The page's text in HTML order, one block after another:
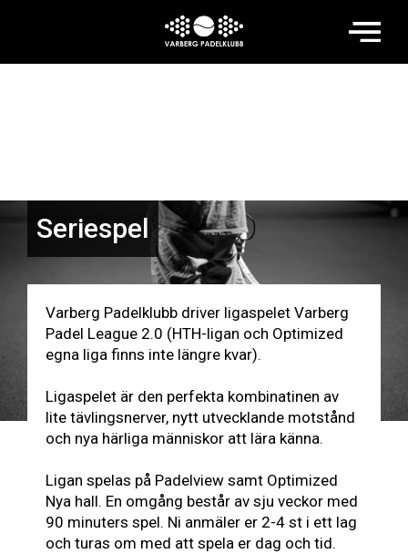
Seriespel
Varberg Padelklubb driver ligaspelet Varberg
Padel League 2.0 (HTH-ligan och Optimized
egna liga finns inte längre kvar).
Ligaspelet är den perfekta kombinatinen av
lite tävlingsnerver, nytt utvecklande motstånd
och nya härliga människor att lära känna.
Ligan spelas på Padelview samt Optimized
Nya hall. En omgång består av sju veckor med
90 minuters spel. Ni anmäler er 2-4 st i ett lag
och turas om med att spela er dag och tid.